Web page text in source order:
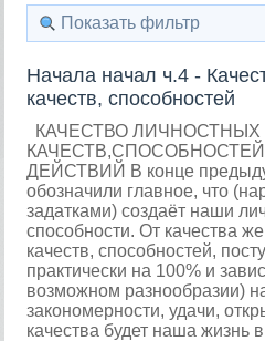
Показать фильтр
Начала начал ч.4 -
качеств, способностей
КАЧЕСТВО ЛИЧНОСТНЫХ
ДЕЙСТВИЙ В конце
обозначили главное, что
задатками) создаёт наши
способности. От качества
качеств, способностей,
практически на 100% и
возможном разнообразии)
закономерности, удачи,
качества будет наша жизнь